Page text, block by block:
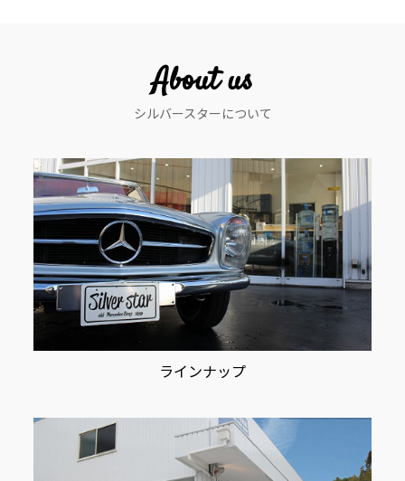
ン
About us
シルバースターについて
ラインナップ